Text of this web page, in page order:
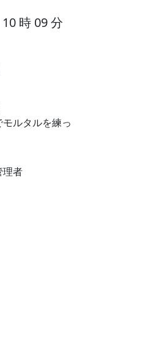
時 09 分
ルタルを練っ
理者